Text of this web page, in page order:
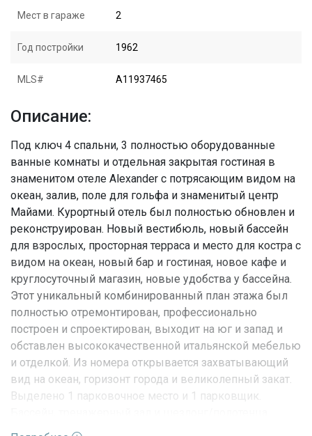
Мест в гараже 2
Год постройки 1962
MLS# A11937465
Описание:
Под ключ 4 спальни, 3 полностью оборудованные
ванные комнаты и отдельная закрытая гостиная в
знаменитом отеле Alexander с потрясающим видом на
океан, залив, поле для гольфа и знаменитый центр
Майами. Курортный отель был полностью обновлен и
реконструирован. Новый вестибюль, новый бассейн
для взрослых, просторная терраса и место для костра с
видом на океан, новый бар и гостиная, новое кафе и
круглосуточный магазин, новые удобства у бассейна.
Этот уникальный комбинированный план этажа был
полностью отремонтирован, профессионально
построен и спроектирован, выходит на юг и запад и
обставлен высококачественной итальянской мебелью
и отделкой. Из номера открывается захватывающий
вид на океан, горизонт города и великолепный закат.
Выделено 1 парковочное место и 1 парковщик.
включены в стоимость. Высокоскоростной интернет,